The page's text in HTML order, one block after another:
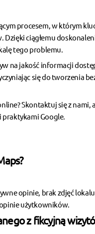
procesem, w którym
ciągłemu
tego problemu.
na jakość informacji
się do tworzenia
Skontaktuj się z nami,
Google.
opinie, brak zdjęć
użytkowników.
z fikcyjną